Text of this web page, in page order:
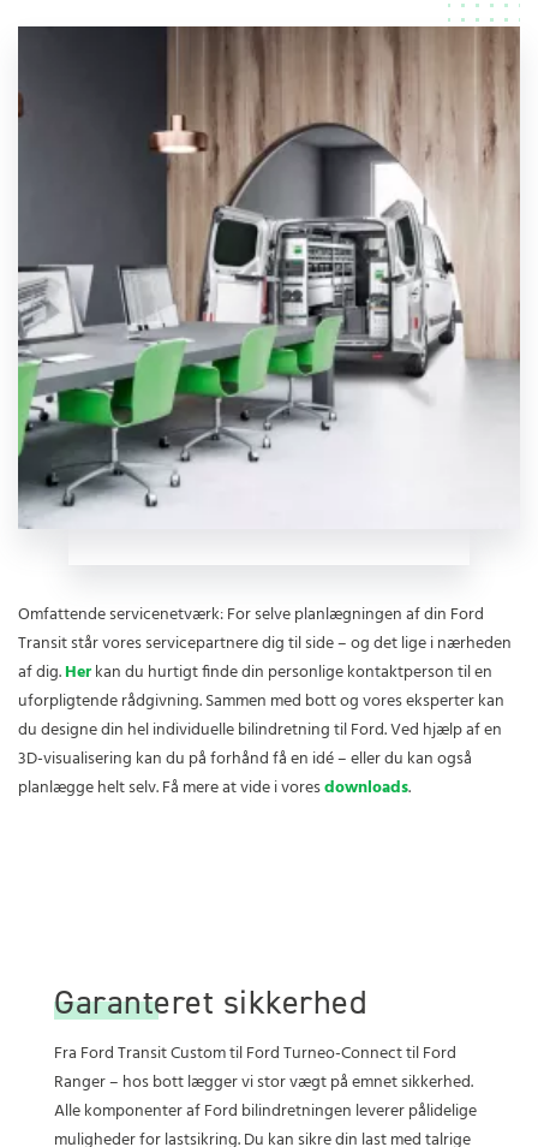
Omfattende servicenetværk: For selve planlægningen af din Ford
Transit står vores servicepartnere dig til side – og det lige i nærheden
af dig.Herkan du hurtigt finde din personlige kontaktperson til en
uforpligtende rådgivning. Sammen med bott og vores eksperter kan
du designe din hel individuelle bilindretning til Ford. Ved hjælp af en
3D-visualisering kan du på forhånd få en idé – eller du kan også
planlægge helt selv. Få mere at vide i voresdownloads.
Garanteret sikkerhed
Fra Ford Transit Custom til Ford Turneo-Connect til Ford
Ranger – hos bott lægger vi stor vægt på emnet sikkerhed.
Alle komponenter af Ford bilindretningen leverer pålidelige
muligheder for lastsikring. Du kan sikre din last med talrige